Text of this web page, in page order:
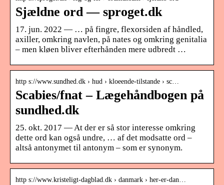
Sjældne ord — sproget.dk
17. jun. 2022 — … på fingre, flexorsiden af håndled,
axiller, omkring navlen, på nates og omkring genitalia
– men kløen bliver efterhånden mere udbredt …
http s://www.sundhed.dk › hud › kloeende-tilstande › sc…
Scabies/fnat – Lægehåndbogen på
sundhed.dk
25. okt. 2017 — At der er så stor interesse omkring
dette ord kan også undre, … af det modsatte ord –
altså antonymet til antonym – som er synonym.
http s://www.kristeligt-dagblad.dk › danmark › her-er-dan…